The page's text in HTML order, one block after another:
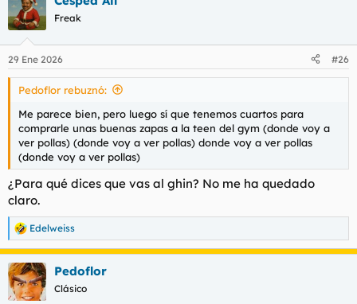
c
i
a
d
o
r
d
l
t
e
m
h
e
n
i
i
o
Freak
29 Ene 2026 #26
Pedoflor rebuznó:
Me parece bien, pero luego sí que tenemos cuartos para
comprarle unas buenas zapas a la teen del gym (donde voy a
ver pollas) (donde voy a ver pollas) donde voy a ver pollas
(donde voy a ver pollas)
¿Para qué dices que vas al ghin? No me ha quedado
claro.
R
e
a
c
c
i
Edelweiss
Pedoflor
Clásico